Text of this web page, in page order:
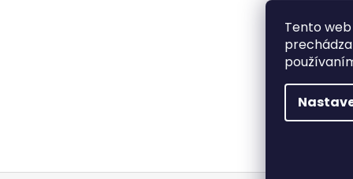
Tento